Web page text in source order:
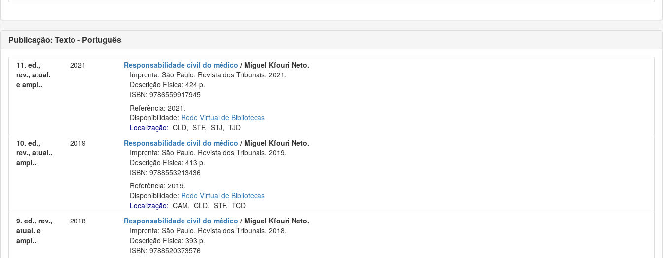
Publicação: Texto - Português
11. ed.,
rev., atual.
e ampl..
2021 Responsabilidade civil do médico / Miguel Kfouri Neto.
Imprenta: São Paulo, Revista dos Tribunais, 2021.
Descrição Física: 424 p.
ISBN: 9786559917945
Referência: 2021.
Disponibilidade: Rede Virtual de Bibliotecas
Localização: CLD, STF, STJ, TJD
10. ed.,
rev., atual.,
ampl..
2019 Responsabilidade civil do médico / Miguel Kfouri Neto.
Imprenta: São Paulo, Revista dos Tribunais, 2019.
Descrição Física: 413 p.
ISBN: 9788553213436
Referência: 2019.
Disponibilidade: Rede Virtual de Bibliotecas
Localização: CAM, CLD, STF, TCD
9. ed., rev.,
atual. e
ampl..
2018 Responsabilidade civil do médico / Miguel Kfouri Neto.
Imprenta: São Paulo, Revista dos Tribunais, 2018.
Descrição Física: 393 p.
ISBN: 9788520373576